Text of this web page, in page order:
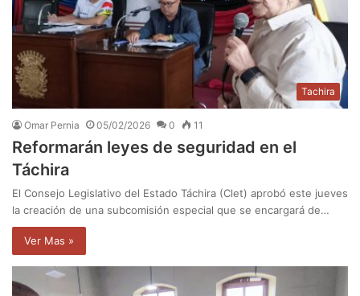
Tachira
Omar Pernia 05/02/2026 0 11
Reformarán leyes de seguridad en el
Táchira
El Consejo Legislativo del Estado Táchira (Clet) aprobó este jueves
la creación de una subcomisión especial que se encargará de…
Ver Mas »